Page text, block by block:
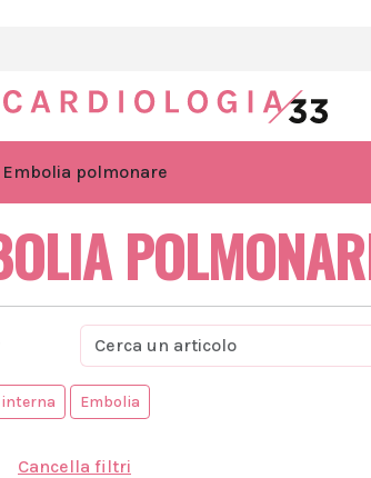
Embolia polmonare
interna Embolia
Cancella filtri